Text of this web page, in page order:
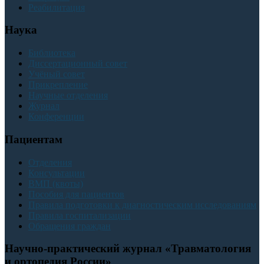
Реабилитация
Наука
Библиотека
Диссертационный совет
Учёный совет
Прикрепление
Научные отделения
Журнал
Конференции
Пациентам
Отделения
Консультации
ВМП (квоты)
Пособия для пациентов
Правила подготовки к диагностическим исследованиям
Правила госпитализации
Обращения граждан
Научно-практический журнал «Травматология
и ортопедия России»